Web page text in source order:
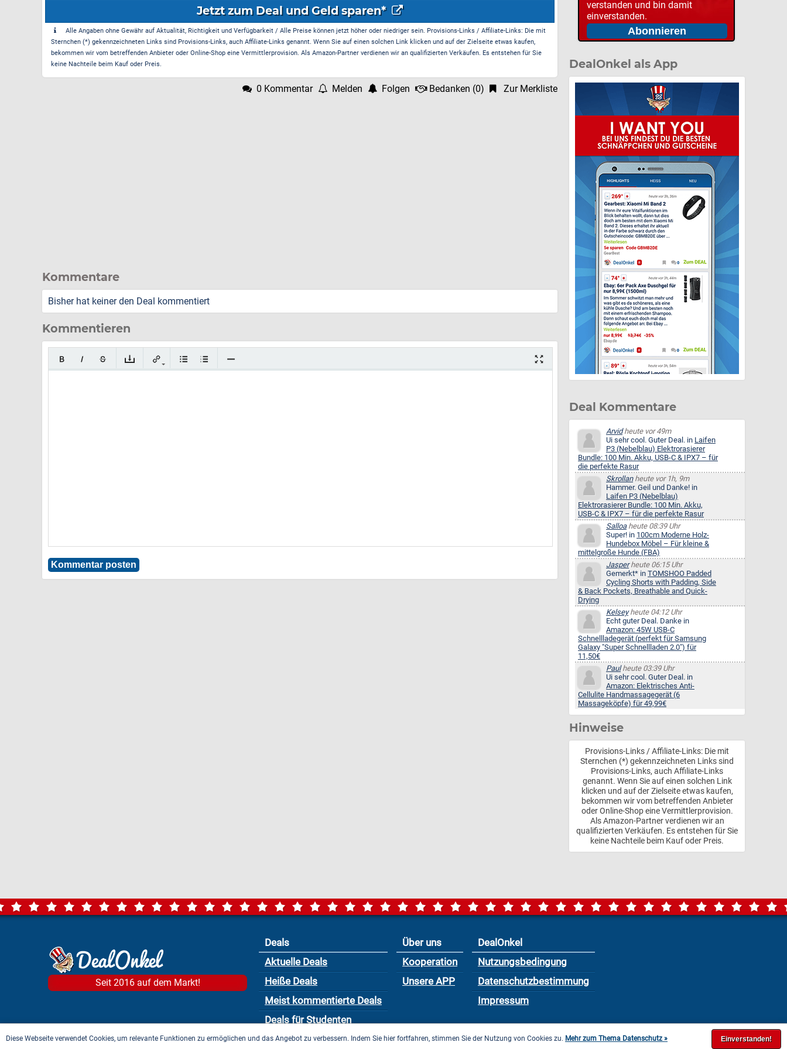
Jetzt zum Deal und Geld sparen*
Alle Angaben ohne Gewähr auf Aktualität, Richtigkeit und Verfügbarkeit / Alle Preise können jetzt höher oder niedriger sein. Provisions-Links / Affiliate-Links: Die mit
Sternchen (*) gekennzeichneten Links sind Provisions-Links, auch Affiliate-Links genannt. Wenn Sie auf einen solchen Link klicken und auf der Zielseite etwas kaufen,
bekommen wir vom betreffenden Anbieter oder Online-Shop eine Vermittlerprovision. Als Amazon-Partner verdienen wir an qualifizierten Verkäufen. Es entstehen für Sie
keine Nachteile beim Kauf oder Preis.
0 Kommentar Melden Folgen Bedanken (0) Zur Merkliste
Kommentare
Bisher hat keiner den Deal kommentiert
Kommentieren
verstanden und bin damit
einverstanden.
DealOnkel als App
Deal Kommentare
Arvidheute vor 49m
Ui sehr cool. Guter Deal. in Laifen
P3 (Nebelblau) Elektrorasierer
Bundle: 100 Min. Akku, USB-C & IPX7 – für
die perfekte Rasur
Skrollanheute vor 1h, 9m
Hammer. Geil und Danke! in
Laifen P3 (Nebelblau)
Elektrorasierer Bundle: 100 Min. Akku,
USB-C & IPX7 – für die perfekte Rasur
Salloaheute 08:39 Uhr
Super! in 100cm Moderne Holz-
Hundebox Möbel – Für kleine &
mittelgroße Hunde (FBA)
Jasperheute 06:15 Uhr
Gemerkt* in TOMSHOO Padded
Cycling Shorts with Padding, Side
& Back Pockets, Breathable and Quick-
Drying
Kelseyheute 04:12 Uhr
Echt guter Deal. Danke in
Amazon: 45W USB-C
Schnellladegerät (perfekt für Samsung
Galaxy "Super Schnellladen 2.0") für
11,50€
Paulheute 03:39 Uhr
Ui sehr cool. Guter Deal. in
Amazon: Elektrisches Anti-
Cellulite Handmassagegerät (6
Massageköpfe) für 49,99€
Hinweise
Provisions-Links / Affiliate-Links: Die mit
Sternchen (*) gekennzeichneten Links sind
Provisions-Links, auch Affiliate-Links
genannt. Wenn Sie auf einen solchen Link
klicken und auf der Zielseite etwas kaufen,
bekommen wir vom betreffenden Anbieter
oder Online-Shop eine Vermittlerprovision.
Als Amazon-Partner verdienen wir an
qualifizierten Verkäufen. Es entstehen für Sie
keine Nachteile beim Kauf oder Preis.
Seit 2016 auf dem Markt!
Deals
Aktuelle Deals
Heiße Deals
Meist kommentierte Deals
Deals für Studenten
Über uns
Kooperation
Unsere APP
DealOnkel
Nutzungsbedingung
Datenschutzbestimmung
Impressum
Diese Webseite verwendet Cookies, um relevante Funktionen zu ermöglichen und das Angebot zu verbessern. Indem Sie hier fortfahren, stimmen Sie der Nutzung von Cookies zu. Mehr zum Thema Datenschutz »